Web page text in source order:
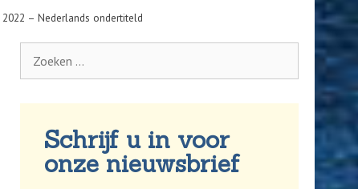
– Nederlands ondertiteld
Schrijf u in voor
onze nieuwsbrief